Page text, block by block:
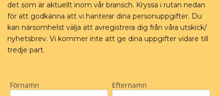
det som är aktuellt inom vår bransch. Kryssa i rutan nedan
för att godkänna att vi hanterar dina personuppgifter. Du
kan närsomhelst välja att avregistrera dig från våra utskick/
nyhetsbrev. Vi kommer inte att ge dina uppgifter vidare till
tredje part.